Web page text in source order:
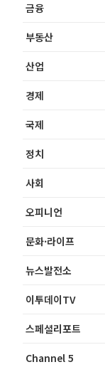
금융
부동산
산업
경제
국제
정치
사회
오피니언
문화·라이프
뉴스발전소
이투데이TV
스페셜리포트
Channel 5